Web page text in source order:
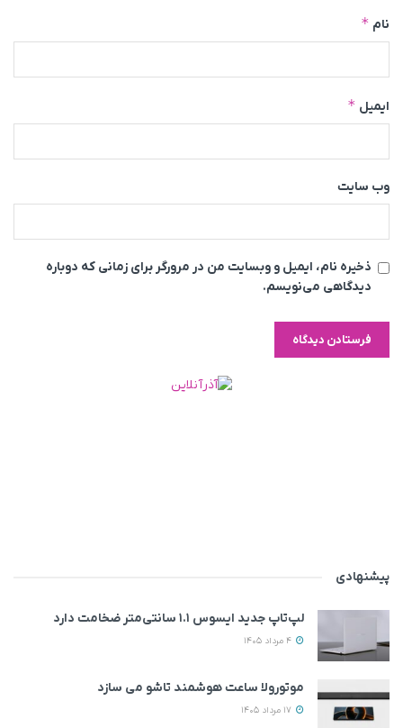
نام *
ایمیل *
وب‌ سایت
ذخیره نام، ایمیل و وبسایت من در مرورگر برای زمانی که دوباره
دیدگاهی می‌نویسم.
پیشنهادی
لپ‌تاپ جدید ایسوس ۱.۱ سانتی‌متر ضخامت دارد
موتورولا ساعت هوشمند تاشو می‌ سازد